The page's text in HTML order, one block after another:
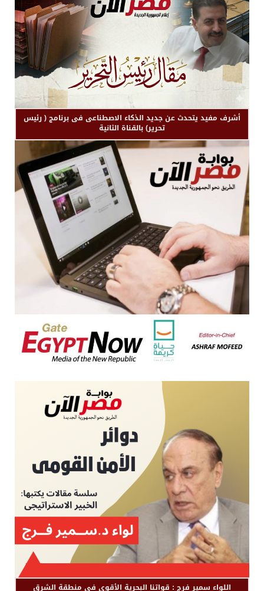
أشرف مفيد يتحدث عن جديد الذكاء الاصطناعى فى برنامج ( رئيس
تحرير) بالقناة الثانية
اللواء سمير فرج : قواتنا البحرية الأقوى في منطقة الشرق